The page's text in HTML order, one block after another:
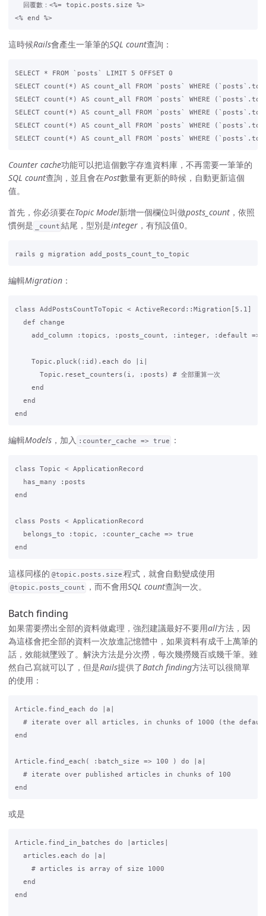
  回覆數：<%= topic.posts.size %>
這時候Rails會產生一筆筆的SQL count查詢：
SELECT * FROM `posts` LIMIT 5 OFFSET 0
SELECT count(*) AS count_all FROM `posts` WHERE
SELECT count(*) AS count_all FROM `posts` WHERE
SELECT count(*) AS count_all FROM `posts` WHERE
SELECT count(*) AS count_all FROM `posts` WHERE
Counter cache功能可以把這個數字存進資料庫，不再需要一筆筆的
SQL count查詢，並且會在Post數量有更新的時候，自動更新這個
值。
首先，你必須要在Topic Model新增一個欄位叫做posts_count ，依照
慣例是
_count 結尾，型別是integer ，有預設值0。
編輯Migration ：
class AddPostsCountToTopic < ActiveRecord::Migration[5.1]
  def change
add_column :topics, :posts_count, :integer, :default =>
    Topic.pluck(:id).each do |i|
      Topic.reset_counters(i, :posts) # 全部重算一次
    end
  end
編輯Models ，加入 :counter_cache => true ：
class Topic < ApplicationRecord
  has_many :posts
end
class Posts < ApplicationRecord
  belongs_to :topic, :counter_cache => true
這樣同樣的 @topic.posts.size 程式，就會自動變成使用
@topic.posts_count ，而不會用SQL count查詢一次。
Batch finding
如果需要撈出全部的資料做處理，強烈建議最好不要用all方法，因
為這樣會把全部的資料一次放進記憶體中，如果資料有成千上萬筆的
話，效能就墜毀了。解決方法是分次撈，每次幾撈幾百或幾千筆。雖
然自己寫就可以了，但是Rails提供了Batch finding方法可以很簡單
的使用：
Article.find_each do |a|
# iterate over all articles, in chunks of 1000 (the
end
Article.find_each( :batch_size => 100 ) do |a|
  # iterate over published articles in chunks of 100
或是
Article.find_in_batches do |articles|
  articles.each do |a|
    # articles is array of size 1000
  end
end